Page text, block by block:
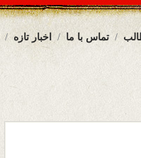
اخبار تازه تماس با ما